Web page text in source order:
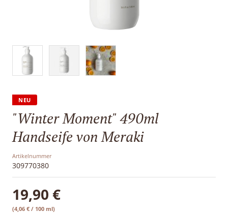
NEU
"Winter Moment" 490ml
Handseife von Meraki
Artikelnummer
309770380
19,90 €
(4,06 € / 100 ml)